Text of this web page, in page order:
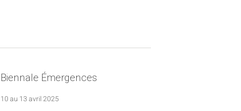
Biennale Émergences
10 au 13 avril 2025